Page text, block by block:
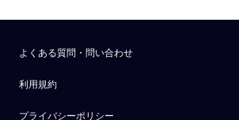
よくある質問・問い合わせ
利用規約
プライバシーポリシー